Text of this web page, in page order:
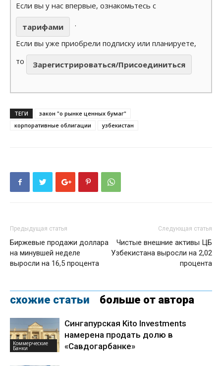
Если вы у нас впервые, ознакомьтесь с
тарифами
.
Если вы уже приобрели подписку или планируете,
то
Зарегистрироваться/Присоединиться
ТЕГИ
закон "о рынке ценных бумаг"
корпоративные облигации
узбекистан
Предыдущая статья
Биржевые продажи доллара
на минувшей неделе
выросли на 16,5 процента
Следующая статья
Чистые внешние активы ЦБ
Узбекистана выросли на 2,02
процента
схожие статьи больше от автора
Коммерческие
Банки
Сингапурская Kito Investments
намерена продать долю в
«Савдогарбанке»